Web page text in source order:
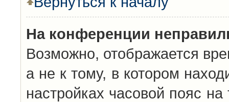
На конференции
Возможно, отображается
а не к тому, в котором
настройках часовой пояс